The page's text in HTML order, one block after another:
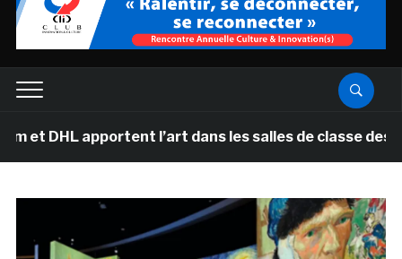
apportent l’art dans les salles de classe des écoles